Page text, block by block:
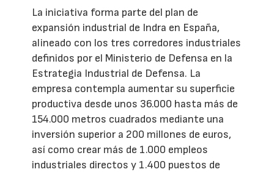
La iniciativa forma parte del plan de
expansión industrial de Indra en España,
alineado con los tres corredores industriales
definidos por el Ministerio de Defensa en la
Estrategia Industrial de Defensa. La
empresa contempla aumentar su superficie
productiva desde unos 36.000 hasta más de
154.000 metros cuadrados mediante una
inversión superior a 200 millones de euros,
así como crear más de 1.000 empleos
industriales directos y 1.400 puestos de